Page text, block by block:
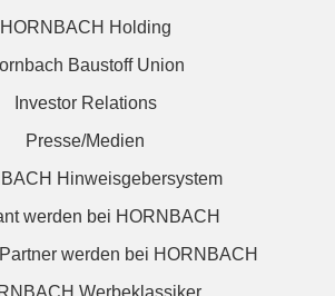
HORNBACH Holding
Baustoff Union
Investor Relations
Presse/Medien
Hinweisgebersystem
werden bei HORNBACH
werden bei HORNBACH
Werbeklassiker